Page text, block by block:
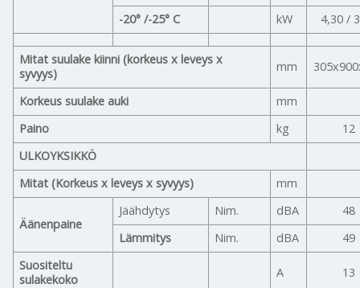
-20° /-25° C
kW 4,30 /
Mitat suulake kiinni (korkeus x leveys x
syvyys)
mm
Korkeus suulake auki
mm
Paino
kg
12
ULKOYKSIKKÖ
Mitat (Korkeus x leveys x syvyys)
mm
Äänenpaine
Jäähdytys Nim. dBA
48
Lämmitys
Nim. dBA
49
Suositeltu
sulakekoko
A 13